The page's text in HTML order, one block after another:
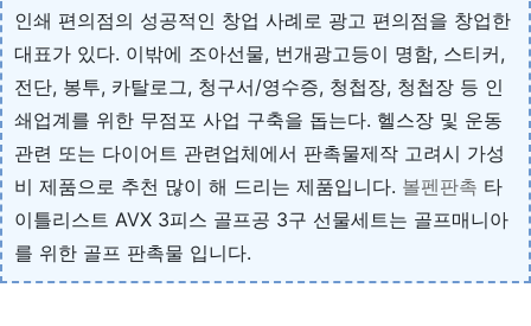
인쇄 편의점의 성공적인 창업 사례로 광고 편의점을 창업한
대표가 있다. 이밖에 조아선물, 번개광고등이 명함, 스티커,
전단, 봉투, 카탈로그, 청구서/영수증, 청첩장, 청첩장 등 인
쇄업계를 위한 무점포 사업 구축을 돕는다. 헬스장 및 운동
관련 또는 다이어트 관련업체에서 판촉물제작 고려시 가성
비 제품으로 추천 많이 해 드리는 제품입니다. 볼펜판촉 타
이틀리스트 AVX 3피스 골프공 3구 선물세트는 골프매니아
를 위한 골프 판촉물 입니다.